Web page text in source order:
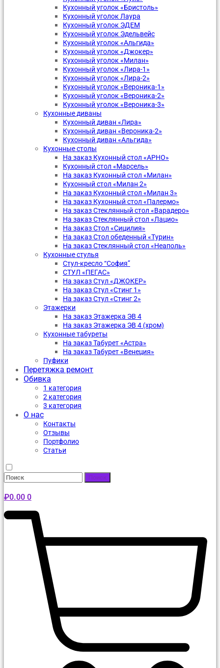
Кухонный уголок «Бристоль»
Кухонный уголок Лаура
Кухонный уголок ЭДЕМ
Кухонный уголок Эдельвейс
Кухонный уголок «Альгида»
Кухонный уголок «Джокер»
Кухонный уголок «Милан»
Кухонный уголок «Лира-1»
Кухонный уголок «Лира-2»
Кухонный уголок «Вероника-1»
Кухонный уголок «Вероника-2»
Кухонный уголок «Вероника-3»
Кухонные диваны
Кухонный диван «Лира»
Кухонный диван «Вероника-2»
Кухонный диван «Альгида»
Кухонные столы
На заказ Кухонный стол «АРНО»
Кухонный стол «Марсель»
На заказ Кухонный стол «Милан»
Кухонный стол «Милан 2»
На заказ Кухонный стол «Милан 3»
На заказ Кухонный стол «Палермо»
На заказ Стеклянный стол «Варадеро»
На заказ Стеклянный стол «Лацио»
На заказ Стол «Сицилия»
На заказ Стол обеденный «Турин»
На заказ Стеклянный стол «Неаполь»
Кухонные стулья
Стул-кресло “София”
CТУЛ «ПЕГАС»
На заказ Стул «ДЖОКЕР»
На заказ Стул «Стинг 1»
На заказ Стул «Стинг 2»
Этажерки
На заказ Этажерка ЭВ 4
На заказ Этажерка ЭВ 4 (хром)
Кухонные табуреты
На заказ Табурет «Астра»
На заказ Табурет «Венеция»
Пуфики
Перетяжка ремонт
Обивка
1 категория
2 категория
3 категория
О нас
Контакты
Отзывы
Портфолио
Статьи
Поиск
₽0.00 0